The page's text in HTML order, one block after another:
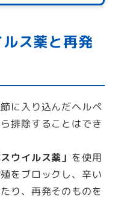
ス薬と再発
に入り込んだヘルペ
排除することはでき
ウイルス薬」 を使用
をブロックし、辛い
り、再発そのものを